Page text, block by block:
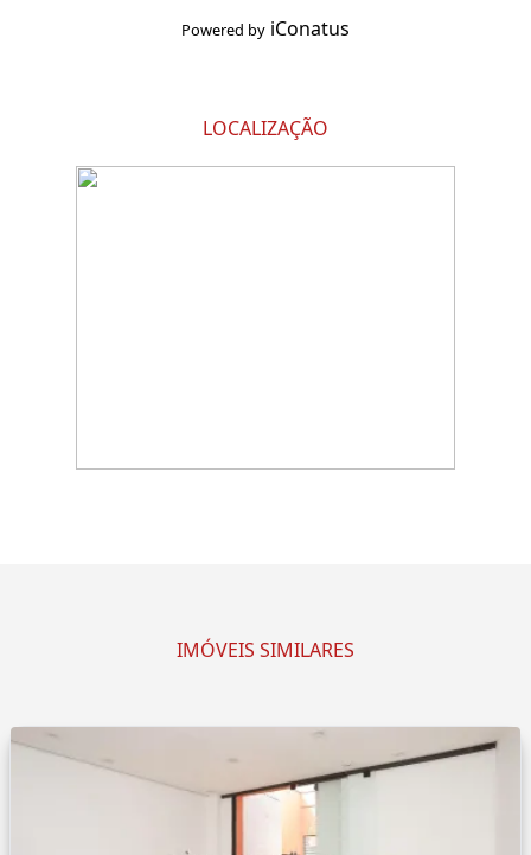
Powered by iConatus
LOCALIZAÇÃO
IMÓVEIS SIMILARES